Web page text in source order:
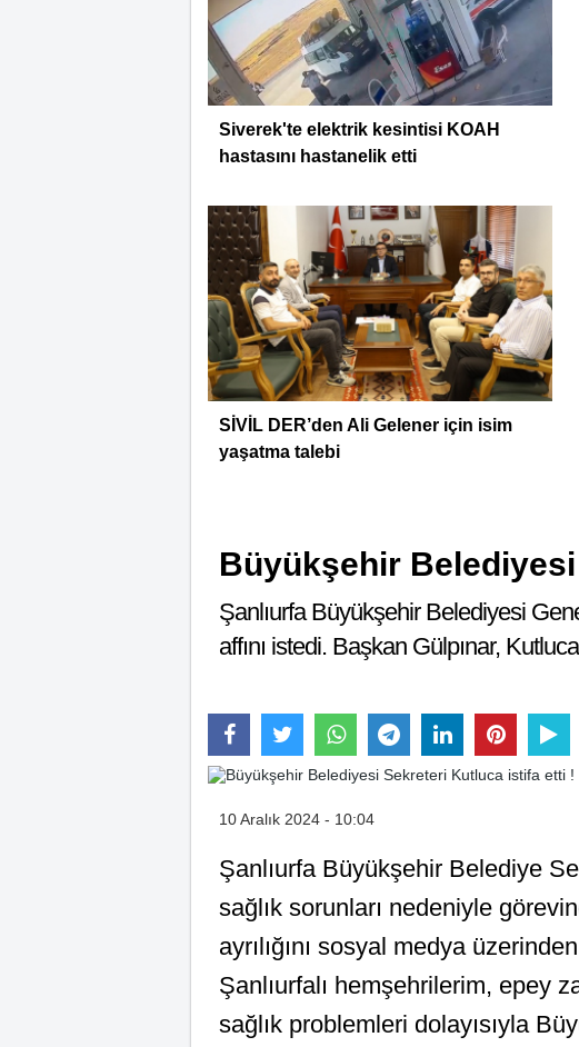
Siverek'te elektrik kesintisi KOAH
hastasını hastanelik etti
SİVİL DER’den Ali Gelener için isim
yaşatma talebi
Büyükşehir
Şanlıurfa Büyükşehir Belediyesi
affını istedi. Başkan Gülpınar,
10 Aralık 2024 - 10:04
Şanlıurfa Büyükşehir Belediye
sağlık sorunları nedeniyle
ayrılığını sosyal medya
Şanlıurfalı hemşehrilerim, epey
sağlık problemleri dolayısıyla